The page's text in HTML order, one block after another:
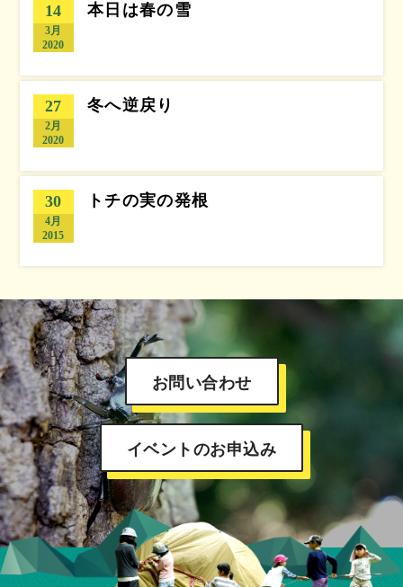
14
3月
2020
本日は春の雪
27
2月
2020
冬へ逆戻り
30
4月
2015
トチの実の発根
お問い合わせ
イベントのお申込み